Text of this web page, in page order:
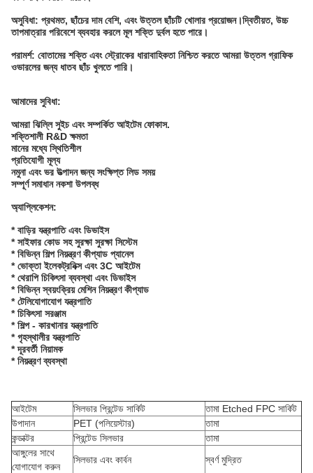
অসুবিধা: প্রথমত, ছাঁচের দাম বেশি, এবং উত্তল ছাঁচটি খোলার প্রয়োজন।দ্বিতীয়ত, উচ্চ
তাপমাত্রার পরিবেশে ব্যবহার করলে মূল শক্তি দুর্বল হতে পারে।
পরামর্শ: বোতামের শক্তি এবং স্ট্রোকের ধারাবাহিকতা নিশ্চিত করতে আমরা উত্তল গ্রাফিক
ওভারলের জন্য ধাতব ছাঁচ খুলতে পারি।
আমাদের সুবিধা:
আমরা ঝিল্লি সুইচ এবং সম্পর্কিত আইটেম ফোকাস.
শক্তিশালী R&D ক্ষমতা
মানের মধ্যে স্থিতিশীল
প্রতিযোগী মূল্য
নমুনা এবং ভর উত্পাদন জন্য সংক্ষিপ্ত লিড সময়
সম্পূর্ণ সমাধান নকশা উপলব্ধ
অ্যাপ্লিকেশন:
* বাড়ির যন্ত্রপাতি এবং ডিভাইস
* সাইফার কোড সহ সুরক্ষা সুরক্ষা সিস্টেম
* বিভিন্ন শিল্প নিয়ন্ত্রণ কীপ্যাড প্যানেল
* ভোক্তা ইলেকট্রনিক্স এবং 3C আইটেম
* থেরাপি চিকিৎসা ব্যবস্থা এবং ডিভাইস
* বিভিন্ন স্বয়ংক্রিয় মেশিন নিয়ন্ত্রণ কীপ্যাড
* টেলিযোগাযোগ যন্ত্রপাতি
* চিকিৎসা সরঞ্জাম
* শিল্প - কারখানার যন্ত্রপাতি
* গৃহস্থালীর যন্ত্রপাতি
* দূরবর্তী নিয়ামক
* নিয়ন্ত্রণ ব্যবস্থা
আইটেম সিলভার প্রিন্টেড সার্কিট
তামা Etched FPC সার্কিট
উপাদান
PET (পলিয়েস্টার)
তামা
কন্ডাক্টর
প্রিন্টেড সিলভার
তামা
আঙ্গুলের সাথে
যোগাযোগ করুন
সিলভার এবং কার্বন
স্বর্ণ মুদ্রিত